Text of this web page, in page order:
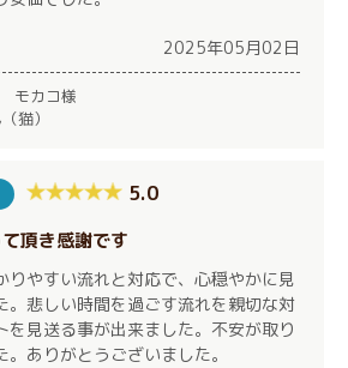
2025年05月02日
モカコ様
猫）
5.0
頂き感謝です
りやすい流れと対応で、心穏やかに見
。悲しい時間を過ごす流れを親切な対
を見送る事が出来ました。不安が取り
ありがとうございました。